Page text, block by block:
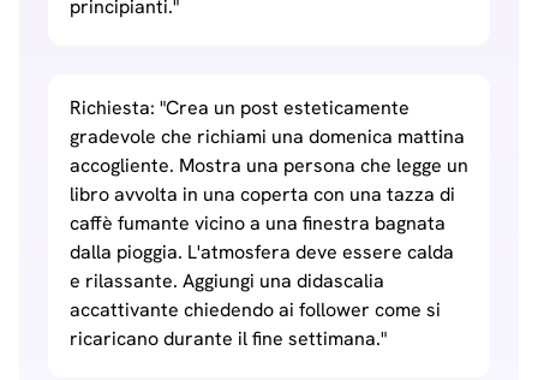
principianti."
Richiesta: "Crea un post esteticamente
gradevole che richiami una domenica mattina
accogliente. Mostra una persona che legge un
libro avvolta in una coperta con una tazza di
caffè fumante vicino a una finestra bagnata
dalla pioggia. L'atmosfera deve essere calda
e rilassante. Aggiungi una didascalia
accattivante chiedendo ai follower come si
ricaricano durante il fine settimana."